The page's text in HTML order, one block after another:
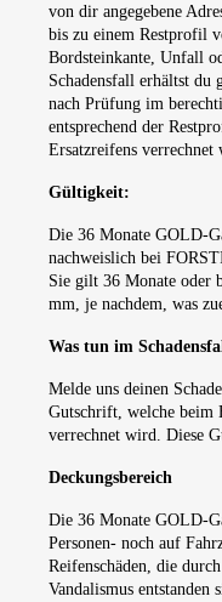
von dir angegebene
bis zu einem Restprofil
Bordsteinkante, Unfall
Schadensfall erhältst du
nach Prüfung im
entsprechend der
Ersatzreifens verrechnet
Gültigkeit:
Die 36 Monate GOLD-
nachweislich bei
Sie gilt 36 Monate oder
mm, je nachdem, was
Was tun im
Melde uns deinen
Gutschrift, welche beim
verrechnet wird. Diese
Deckungsbereich
Die 36 Monate GOLD-
Personen- noch auf
Reifenschäden, die
Vandalismus